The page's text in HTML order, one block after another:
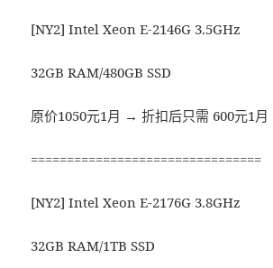
[NY2] Intel Xeon E-2146G 3.5GHz
32GB RAM/480GB SSD
原价1050元1月 → 折扣后只需 600元1月
================================
[NY2] Intel Xeon E-2176G 3.8GHz
32GB RAM/1TB SSD